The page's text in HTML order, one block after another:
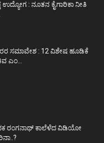
ಉದ್ಯೋಗ : ನೂತನ ಕೈಗಾರಿಕಾ ನೀತಿ
ಸಮಾವೇಶ : 12 ವಿಶೇಷ ಹೂಡಿಕೆ
ಎಂ...
ರಂಗನಾಥ್ ಕಾಲೆಳೆದ ವಿಡಿಯೋ